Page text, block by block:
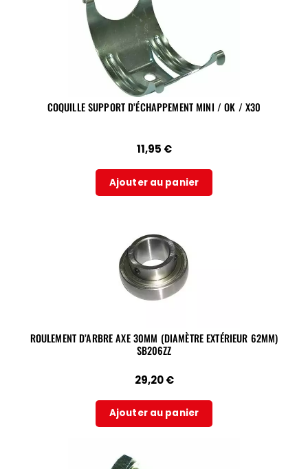
COQUILLE SUPPORT D’ÉCHAPPEMENT MINI / OK / X30
11,95 €
Ajouter au panier
ROULEMENT D’ARBRE AXE 30MM (DIAMÈTRE EXTÉRIEUR 62MM)
SB206ZZ
29,20€
Ajouter au panier